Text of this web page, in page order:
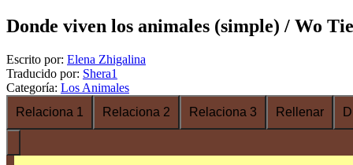
Donde viven los animales (simple) / Wo
Escrito por: Elena Zhigalina
Traducido por: Shera1
Categoría: Los Animales
Relaciona 1
Relaciona 2 Relaciona 3 Rellenar